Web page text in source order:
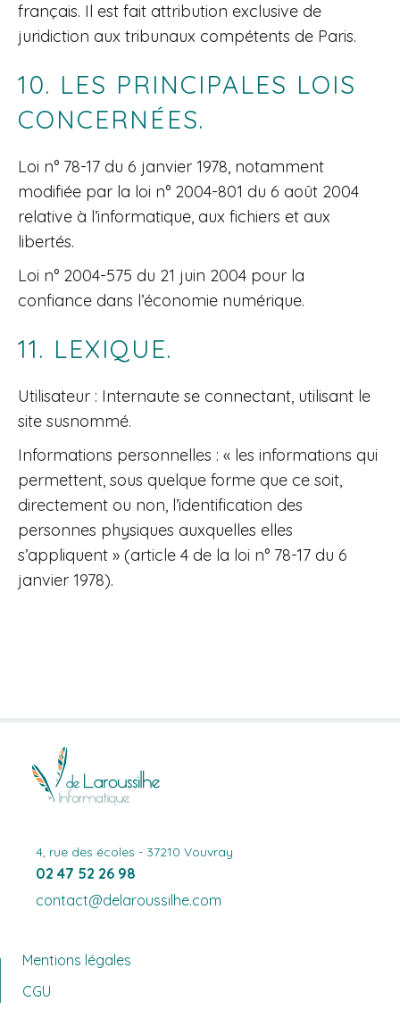
français. Il est fait attribution exclusive de
juridiction aux tribunaux compétents de Paris.
10. LES PRINCIPALES LOIS
CONCERNÉES.
Loi n° 78-17 du 6 janvier 1978, notamment
modifiée par la loi n° 2004-801 du 6 août 2004
relative à l’informatique, aux fichiers et aux
libertés.
Loi n° 2004-575 du 21 juin 2004 pour la
confiance dans l’économie numérique.
11. LEXIQUE.
Utilisateur : Internaute se connectant, utilisant le
site susnommé.
Informations personnelles : « les informations qui
permettent, sous quelque forme que ce soit,
directement ou non, l’identification des
personnes physiques auxquelles elles
s’appliquent » (article 4 de la loi n° 78-17 du 6
janvier 1978).
4, rue des écoles - 37210 Vouvray
02 47 52 26 98
contact@delaroussilhe.com
Mentions légales
CGU